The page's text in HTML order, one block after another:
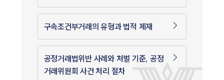
구속조건부거래의 유형과 법적 제재
공정거래법위반 사례와 처벌 기준, 공정
거래위원회 사건 처리 절차